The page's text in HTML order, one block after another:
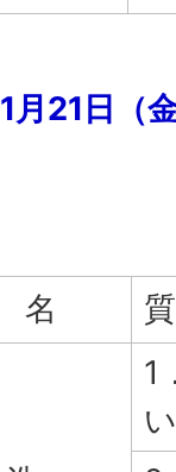
21日（金
名
1